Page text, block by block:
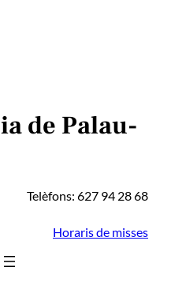
de Palau-
Telèfons: 627 94 28 68
Horaris de misses